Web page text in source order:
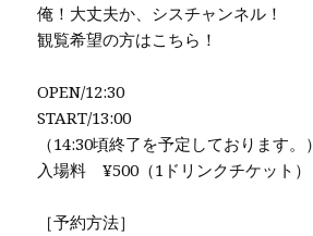
俺！大丈夫か、シスチャンネル！
観覧希望の方はこちら！
OPEN/12:30
START/13:00
（14:30頃終了を予定しております。）
入場料 ¥500（1ドリンクチケット）
［予約方法］